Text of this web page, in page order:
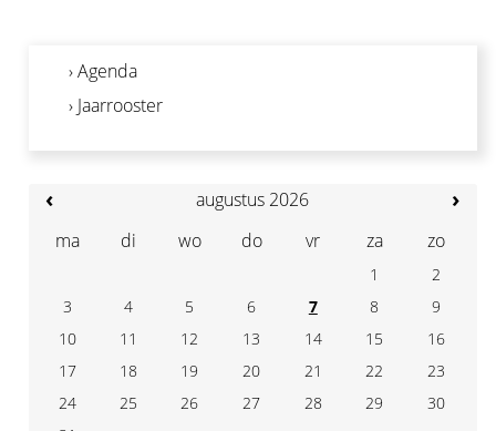
› Agenda
› Jaarrooster
‹ ›
augustus 2026
ma
di wo do vr za zo
1
2
3
4 5 6 7 8
9
10
11 12 13 14 15
16
17
18 19 20 21 22
23
24
25 26 27 28 29
30